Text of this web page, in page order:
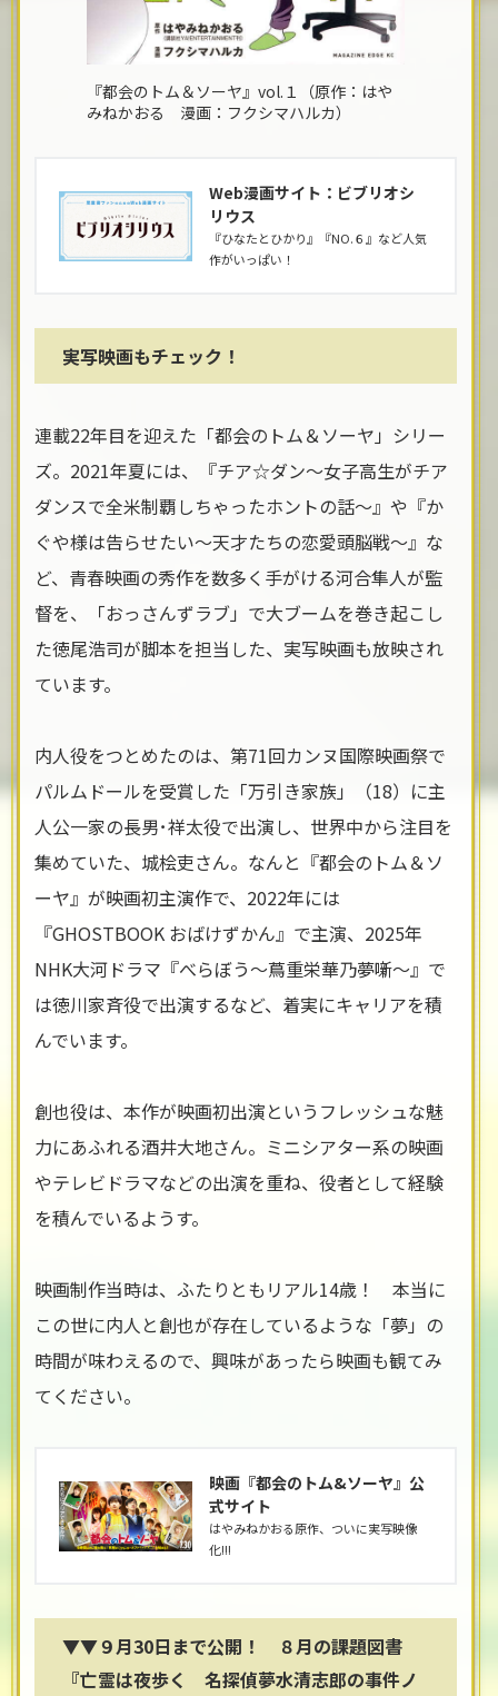
『都会のトム＆ソーヤ』vol.１（原作：はや
みねかおる 漫画：フクシマハルカ）
Web漫画サイト：ビブリオシ
リウス
『ひなたとひかり』『NO.６』など人気
作がいっぱい！
実写映画もチェック！
連載22年目を迎えた「都会のトム＆ソーヤ」シリー
ズ。2021年夏には、『チア☆ダン〜女子高生がチア
ダンスで全米制覇しちゃったホントの話〜』や『か
ぐや様は告らせたい〜天才たちの恋愛頭脳戦〜』な
ど、青春映画の秀作を数多く手がける河合隼人が監
督を、「おっさんずラブ」で大ブームを巻き起こし
た徳尾浩司が脚本を担当した、実写映画も放映され
ています。
内人役をつとめたのは、第71回カンヌ国際映画祭で
パルムドールを受賞した「万引き家族」（18）に主
人公一家の長男･祥太役で出演し、世界中から注目を
集めていた、城桧吏さん。なんと『都会のトム＆ソ
ーヤ』が映画初主演作で、2022年には
『GHOSTBOOK おばけずかん』で主演、2025年
NHK大河ドラマ『べらぼう〜蔦重栄華乃夢噺〜』で
は徳川家斉役で出演するなど、着実にキャリアを積
んでいます。
創也役は、本作が映画初出演というフレッシュな魅
力にあふれる酒井大地さん。ミニシアター系の映画
やテレビドラマなどの出演を重ね、役者として経験
を積んでいるようす。
映画制作当時は、ふたりともリアル14歳！ 本当に
この世に内人と創也が存在しているような「夢」の
時間が味わえるので、興味があったら映画も観てみ
てください。
映画『都会のトム&ソーヤ』公
式サイト
はやみねかおる原作、ついに実写映像
化!!!
▼▼９月30日まで公開！ ８月の課題図書
『亡霊は夜歩く 名探偵夢水清志郎の事件ノ